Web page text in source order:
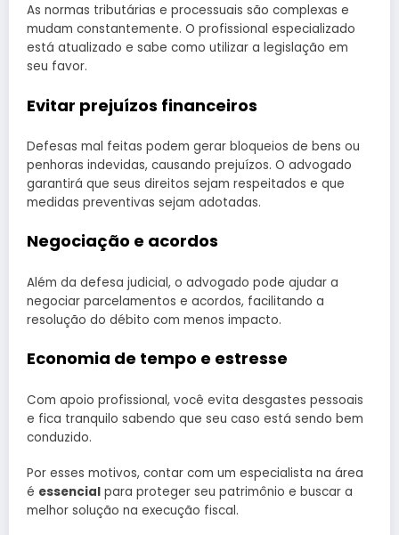
As normas tributárias e processuais são complexas e
mudam constantemente. O profissional especializado
está atualizado e sabe como utilizar a legislação em
seu favor.
Evitar prejuízos financeiros
Defesas mal feitas podem gerar bloqueios de bens ou
penhoras indevidas, causando prejuízos. O advogado
garantirá que seus direitos sejam respeitados e que
medidas preventivas sejam adotadas.
Negociação e acordos
Além da defesa judicial, o advogado pode ajudar a
negociar parcelamentos e acordos, facilitando a
resolução do débito com menos impacto.
Economia de tempo e estresse
Com apoio profissional, você evita desgastes pessoais
e fica tranquilo sabendo que seu caso está sendo bem
conduzido.
Por esses motivos, contar com um especialista na área
é essencial para proteger seu patrimônio e buscar a
melhor solução na execução fiscal.